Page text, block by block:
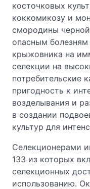
косточковых
коккомикозу и
смородины
опасным
крыжовника на
селекции на
потребительские
пригодность к
возделывания и
в создании
культур для
Селекционерами
133 из которых
селекционных
использованию.